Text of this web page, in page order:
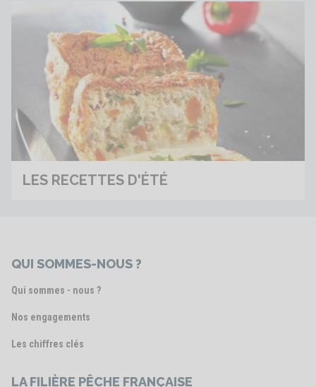
LES RECETTES D'ÉTÉ
QUI SOMMES-NOUS ?
Qui sommes - nous ?
Nos engagements
Les chiffres clés
LA FILIÈRE PÊCHE FRANÇAISE